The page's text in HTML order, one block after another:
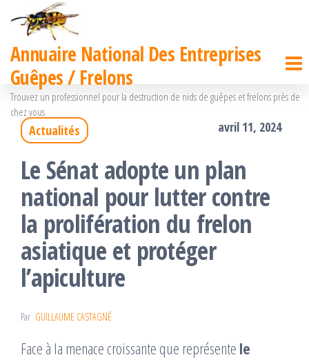
Passer
contenu
Annuaire National Des Entreprises
Guêpes / Frelons
Trouvez un professionnel pour la destruction de nids de guêpes et frelons près de
chez vous
Actualités avril 11, 2024
Le Sénat adopte un plan
national pour lutter contre
la prolifération du frelon
asiatique et protéger
l’apiculture
Par GUILLAUME CASTAGNÉ
Face à la menace croissante que représente le